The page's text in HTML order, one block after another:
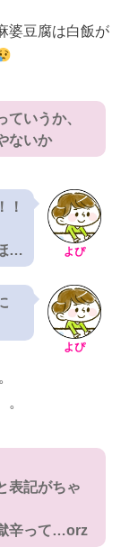
婆豆腐は白飯が
いうか、
ないか
よぴ
！
…
よぴ
表記がちゃ
辛って…orz